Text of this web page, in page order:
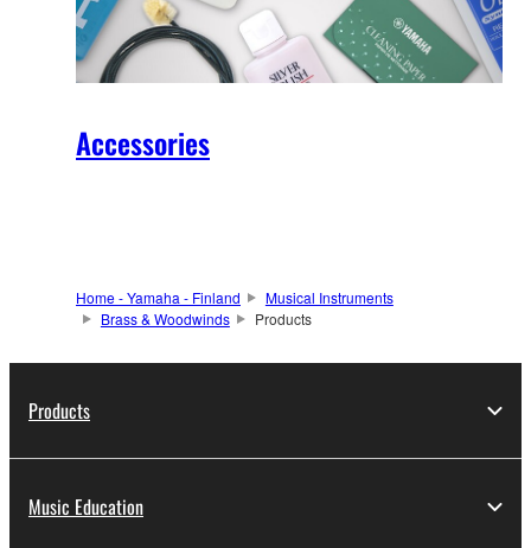
Accessories
Home - Yamaha - Finland
Musical Instruments
Brass & Woodwinds
Products
Products
Music Education